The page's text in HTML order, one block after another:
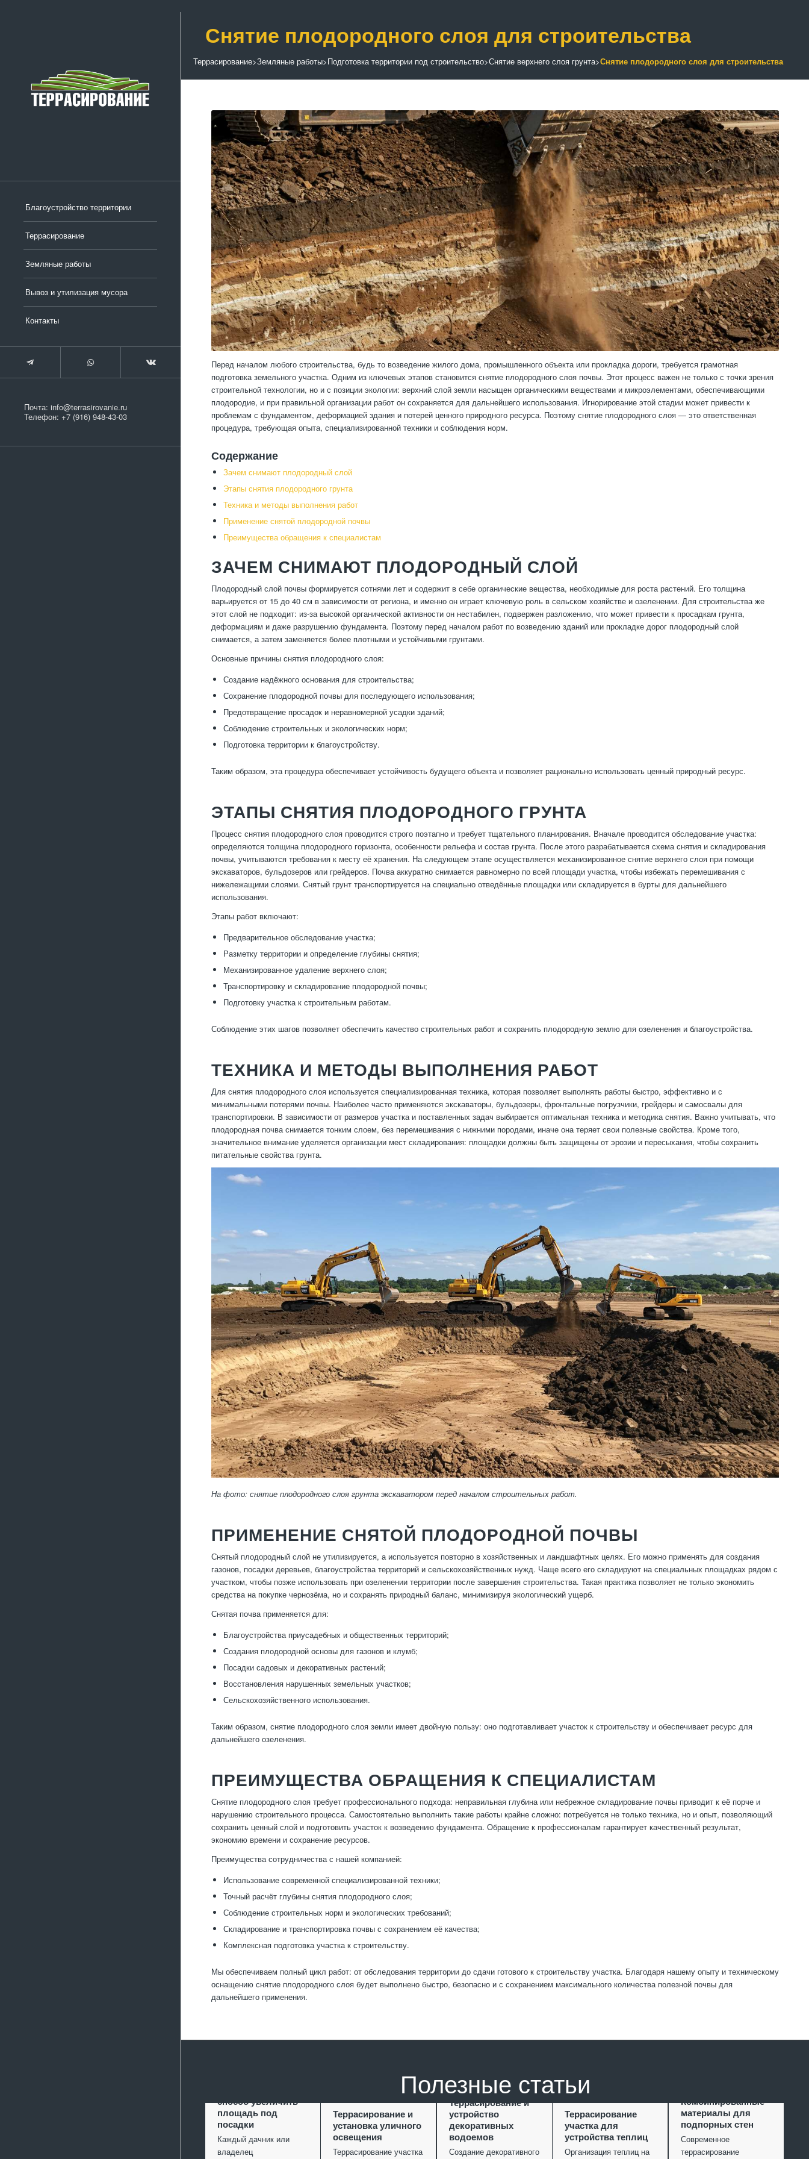
Благоустройство территории
Террасирование
Земляные работы
Вывоз и утилизация мусора
Контакты
Почта: info@terrasirovanie.ru
Телефон: +7 (916) 948-43-03
Снятие плодородного слоя для строительства
Террасирование>Земляные работы>Подготовка территории под строительство>Снятие верхнего слоя грунта>Снятие плодородного слоя для строительства
Перед началом любого строительства, будь то возведение жилого дома, промышленного объекта или прокладка дороги, требуется грамотная
подготовка земельного участка. Одним из ключевых этапов становится снятие плодородного слоя почвы. Этот процесс важен не только с точки зрения
строительной технологии, но и с позиции экологии: верхний слой земли насыщен органическими веществами и микроэлементами, обеспечивающими
плодородие, и при правильной организации работ он сохраняется для дальнейшего использования. Игнорирование этой стадии может привести к
проблемам с фундаментом, деформацией здания и потерей ценного природного ресурса. Поэтому снятие плодородного слоя — это ответственная
процедура, требующая опыта, специализированной техники и соблюдения норм.
Содержание
Зачем снимают плодородный слой
Этапы снятия плодородного грунта
Техника и методы выполнения работ
Применение снятой плодородной почвы
Преимущества обращения к специалистам
ЗАЧЕМ СНИМАЮТ ПЛОДОРОДНЫЙ СЛОЙ
Плодородный слой почвы формируется сотнями лет и содержит в себе органические вещества, необходимые для роста растений. Его толщина
варьируется от 15 до 40 см в зависимости от региона, и именно он играет ключевую роль в сельском хозяйстве и озеленении. Для строительства же
этот слой не подходит: из-за высокой органической активности он нестабилен, подвержен разложению, что может привести к просадкам грунта,
деформациям и даже разрушению фундамента. Поэтому перед началом работ по возведению зданий или прокладке дорог плодородный слой
снимается, а затем заменяется более плотными и устойчивыми грунтами.
Основные причины снятия плодородного слоя:
Создание надёжного основания для строительства;
Сохранение плодородной почвы для последующего использования;
Предотвращение просадок и неравномерной усадки зданий;
Соблюдение строительных и экологических норм;
Подготовка территории к благоустройству.
Таким образом, эта процедура обеспечивает устойчивость будущего объекта и позволяет рационально использовать ценный природный ресурс.
ЭТАПЫ СНЯТИЯ ПЛОДОРОДНОГО ГРУНТА
Процесс снятия плодородного слоя проводится строго поэтапно и требует тщательного планирования. Вначале проводится обследование участка:
определяются толщина плодородного горизонта, особенности рельефа и состав грунта. После этого разрабатывается схема снятия и складирования
почвы, учитываются требования к месту её хранения. На следующем этапе осуществляется механизированное снятие верхнего слоя при помощи
экскаваторов, бульдозеров или грейдеров. Почва аккуратно снимается равномерно по всей площади участка, чтобы избежать перемешивания с
нижележащими слоями. Снятый грунт транспортируется на специально отведённые площадки или складируется в бурты для дальнейшего
использования.
Этапы работ включают:
Предварительное обследование участка;
Разметку территории и определение глубины снятия;
Механизированное удаление верхнего слоя;
Транспортировку и складирование плодородной почвы;
Подготовку участка к строительным работам.
Соблюдение этих шагов позволяет обеспечить качество строительных работ и сохранить плодородную землю для озеленения и благоустройства.
ТЕХНИКА И МЕТОДЫ ВЫПОЛНЕНИЯ РАБОТ
Для снятия плодородного слоя используется специализированная техника, которая позволяет выполнять работы быстро, эффективно и с
минимальными потерями почвы. Наиболее часто применяются экскаваторы, бульдозеры, фронтальные погрузчики, грейдеры и самосвалы для
транспортировки. В зависимости от размеров участка и поставленных задач выбирается оптимальная техника и методика снятия. Важно учитывать, что
плодородная почва снимается тонким слоем, без перемешивания с нижними породами, иначе она теряет свои полезные свойства. Кроме того,
значительное внимание уделяется организации мест складирования: площадки должны быть защищены от эрозии и пересыхания, чтобы сохранить
питательные свойства грунта.
На фото: снятие плодородного слоя грунта экскаватором перед началом строительных работ.
ПРИМЕНЕНИЕ СНЯТОЙ ПЛОДОРОДНОЙ ПОЧВЫ
Снятый плодородный слой не утилизируется, а используется повторно в хозяйственных и ландшафтных целях. Его можно применять для создания
газонов, посадки деревьев, благоустройства территорий и сельскохозяйственных нужд. Чаще всего его складируют на специальных площадках рядом с
участком, чтобы позже использовать при озеленении территории после завершения строительства. Такая практика позволяет не только экономить
средства на покупке чернозёма, но и сохранять природный баланс, минимизируя экологический ущерб.
Снятая почва применяется для:
Благоустройства приусадебных и общественных территорий;
Создания плодородной основы для газонов и клумб;
Посадки садовых и декоративных растений;
Восстановления нарушенных земельных участков;
Сельскохозяйственного использования.
Таким образом, снятие плодородного слоя земли имеет двойную пользу: оно подготавливает участок к строительству и обеспечивает ресурс для
дальнейшего озеленения.
ПРЕИМУЩЕСТВА ОБРАЩЕНИЯ К СПЕЦИАЛИСТАМ
Снятие плодородного слоя требует профессионального подхода: неправильная глубина или небрежное складирование почвы приводит к её порче и
нарушению строительного процесса. Самостоятельно выполнить такие работы крайне сложно: потребуется не только техника, но и опыт, позволяющий
сохранить ценный слой и подготовить участок к возведению фундамента. Обращение к профессионалам гарантирует качественный результат,
экономию времени и сохранение ресурсов.
Преимущества сотрудничества с нашей компанией:
Использование современной специализированной техники;
Точный расчёт глубины снятия плодородного слоя;
Соблюдение строительных норм и экологических требований;
Складирование и транспортировка почвы с сохранением её качества;
Комплексная подготовка участка к строительству.
Мы обеспечиваем полный цикл работ: от обследования территории до сдачи готового к строительству участка. Благодаря нашему опыту и техническому
оснащению снятие плодородного слоя будет выполнено быстро, безопасно и с сохранением максимального количества полезной почвы для
дальнейшего применения.
Полезные статьи
способ увеличить
площадь под
посадки
Каждый дачник или
владелец
Террасирование и
установка уличного
освещения
Террасирование участка
Террасирование и
устройство
декоративных
водоемов
Создание декоративного
Террасирование
участка для
устройства теплиц
Организация теплиц на
Комбинированные
материалы для
подпорных стен
Современное
террасирование